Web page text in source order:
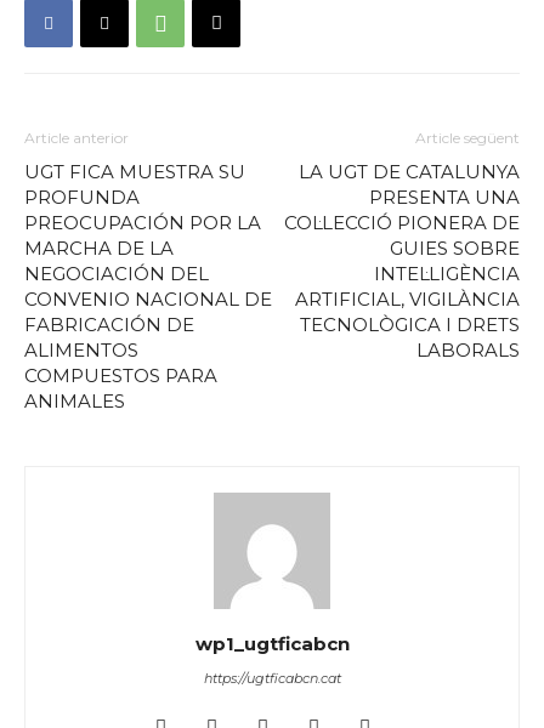
Article anterior
UGT FICA MUESTRA SU
PROFUNDA
PREOCUPACIÓN POR LA
MARCHA DE LA
NEGOCIACIÓN DEL
CONVENIO NACIONAL DE
FABRICACIÓN DE
ALIMENTOS
COMPUESTOS PARA
ANIMALES
Article següent
LA UGT DE CATALUNYA
PRESENTA UNA
COL·LECCIÓ PIONERA DE
GUIES SOBRE
INTEL·LIGÈNCIA
ARTIFICIAL, VIGILÀNCIA
TECNOLÒGICA I DRETS
LABORALS
wp1_ugtficabcn
https://ugtficabcn.cat